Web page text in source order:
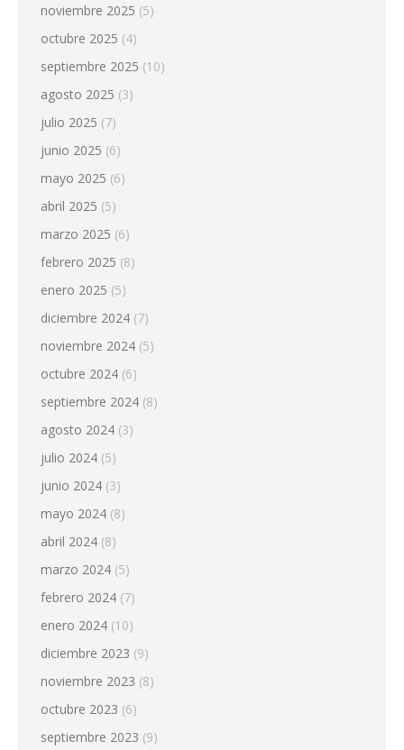
noviembre 2025 (5)
octubre 2025 (4)
septiembre 2025 (10)
agosto 2025 (3)
julio 2025 (7)
junio 2025 (6)
mayo 2025 (6)
abril 2025 (5)
marzo 2025 (6)
febrero 2025 (8)
enero 2025 (5)
diciembre 2024 (7)
noviembre 2024 (5)
octubre 2024 (6)
septiembre 2024 (8)
agosto 2024 (3)
julio 2024 (5)
junio 2024 (3)
mayo 2024 (8)
abril 2024 (8)
marzo 2024 (5)
febrero 2024 (7)
enero 2024 (10)
diciembre 2023 (9)
noviembre 2023 (8)
octubre 2023 (6)
septiembre 2023 (9)